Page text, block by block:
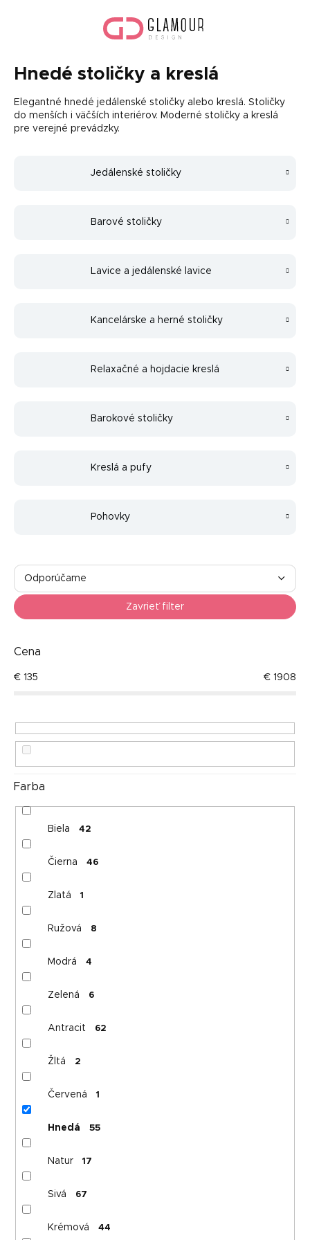
Hnedé stoličky a kreslá
Elegantné hnedé jedálenské stoličky alebo kreslá. Stoličky
do menších i väčších interiérov. Moderné stoličky a kreslá
pre verejné prevádzky.
Jedálenské stoličky
Barové stoličky
Lavice a jedálenské lavice
Kancelárske a herné stoličky
Relaxačné a hojdacie kreslá
Barokové stoličky
Kreslá a pufy
Pohovky
R
d
e
n
e
r
k
v
Odporúčame
Najpredávanejšie
Abecedne
Zavrieť filter
Cena
€ 135 € 1908
Farba
Biela 42
Čierna 46
Zlatá 1
Ružová 8
Modrá 4
Zelená 6
Antracit 62
Žltá 2
Červená 1
Hnedá 55
Natur 17
Sivá 67
Krémová 44